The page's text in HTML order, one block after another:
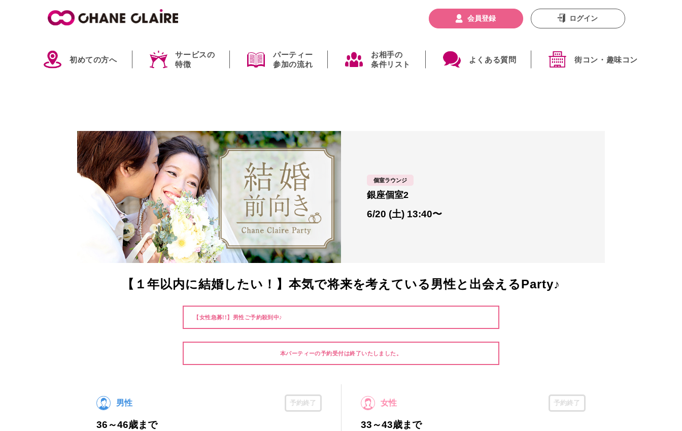
初めての方へ
サービスの
特徴
パーティー
参加の流れ
お相手の
条件リスト
よくある質問 街コン・趣味コン
会員登録 ログイン
6/20 (土) 13:40〜
個室ラウンジ
銀座個室2
【１年以内に結婚したい！】本気で将来を考えている男性と出会えるParty♪
【女性急募!!】男性ご予約殺到中♪
本パーティーの予約受付は終了いたしました。
男性 予約終了
36～46歳まで
女性 予約終了
33～43歳まで